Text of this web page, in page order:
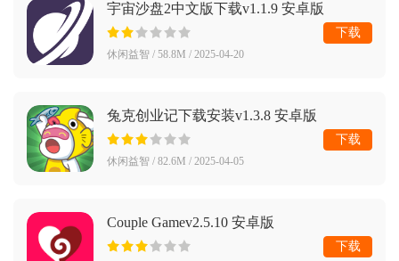
宇宙沙盘2中文版下载v1.1.9 安卓版
休闲益智 / 58.8M / 2025-04-20
下载
兔克创业记下载安装v1.3.8 安卓版
休闲益智 / 82.6M / 2025-04-05
下载
Couple Gamev2.5.10 安卓版
下载